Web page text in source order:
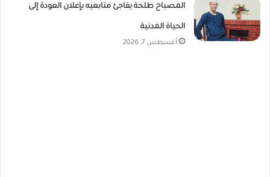
المصباح طلحة يفاجئ متابعيه بإعلان العودة إلى
الحياة المدنية
أغسطس 7, 2026